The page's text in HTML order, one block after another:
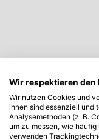
Wir respektieren den
Wir nutzen Cookies und
ihnen sind essenziell und
Analysemethoden (z. B.
um zu messen, wie
verwenden